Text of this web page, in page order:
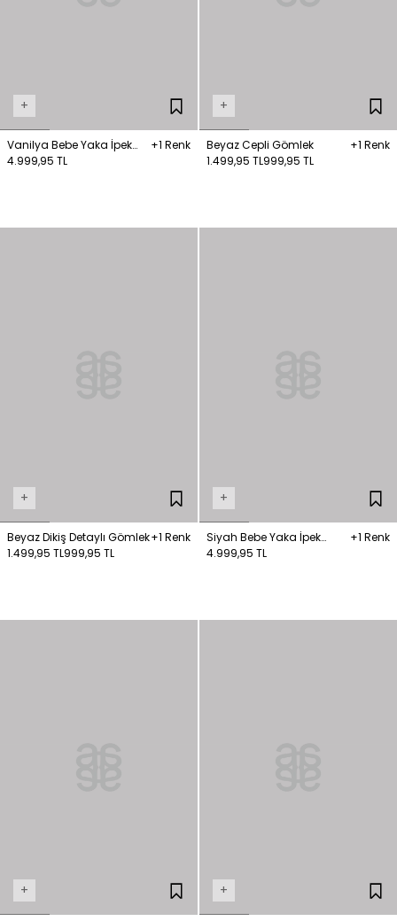
+
Vanilya Bebe Yaka İpek
Gömlek
+1 Renk
4.999,95 TL
+
Beyaz Cepli Gömlek
+1 Renk
1.499,95 TL999,95 TL
+
Beyaz Dikiş Detaylı Gömlek+1 Renk
1.499,95 TL999,95 TL
+
Siyah Bebe Yaka İpek
Gömlek
+1 Renk
4.999,95 TL
+ +